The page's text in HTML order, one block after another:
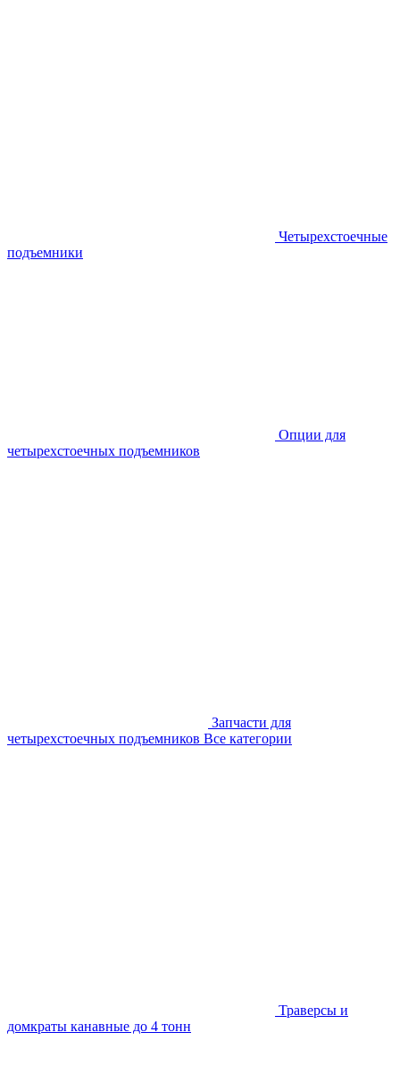
Четырехстоечные
подъемники
Опции для
четырехстоечных подъемников
Запчасти для
четырехстоечных подъемников Все категории
Траверсы и
домкраты канавные до 4 тонн